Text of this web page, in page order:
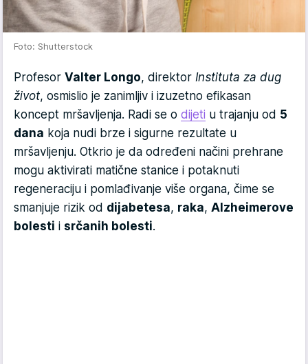
Foto: Shutterstock
Profesor Valter Longo, direktor Instituta za dug
život, osmislio je zanimljiv i izuzetno efikasan
koncept mršavljenja. Radi se o dijeti u trajanju od 5
dana koja nudi brze i sigurne rezultate u
mršavljenju. Otkrio je da određeni načini prehrane
mogu aktivirati matične stanice i potaknuti
regeneraciju i pomlađivanje više organa, čime se
smanjuje rizik od dijabetesa, raka, Alzheimerove
bolesti i srčanih bolesti.